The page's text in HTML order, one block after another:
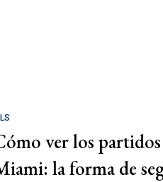
ver los
la forma de